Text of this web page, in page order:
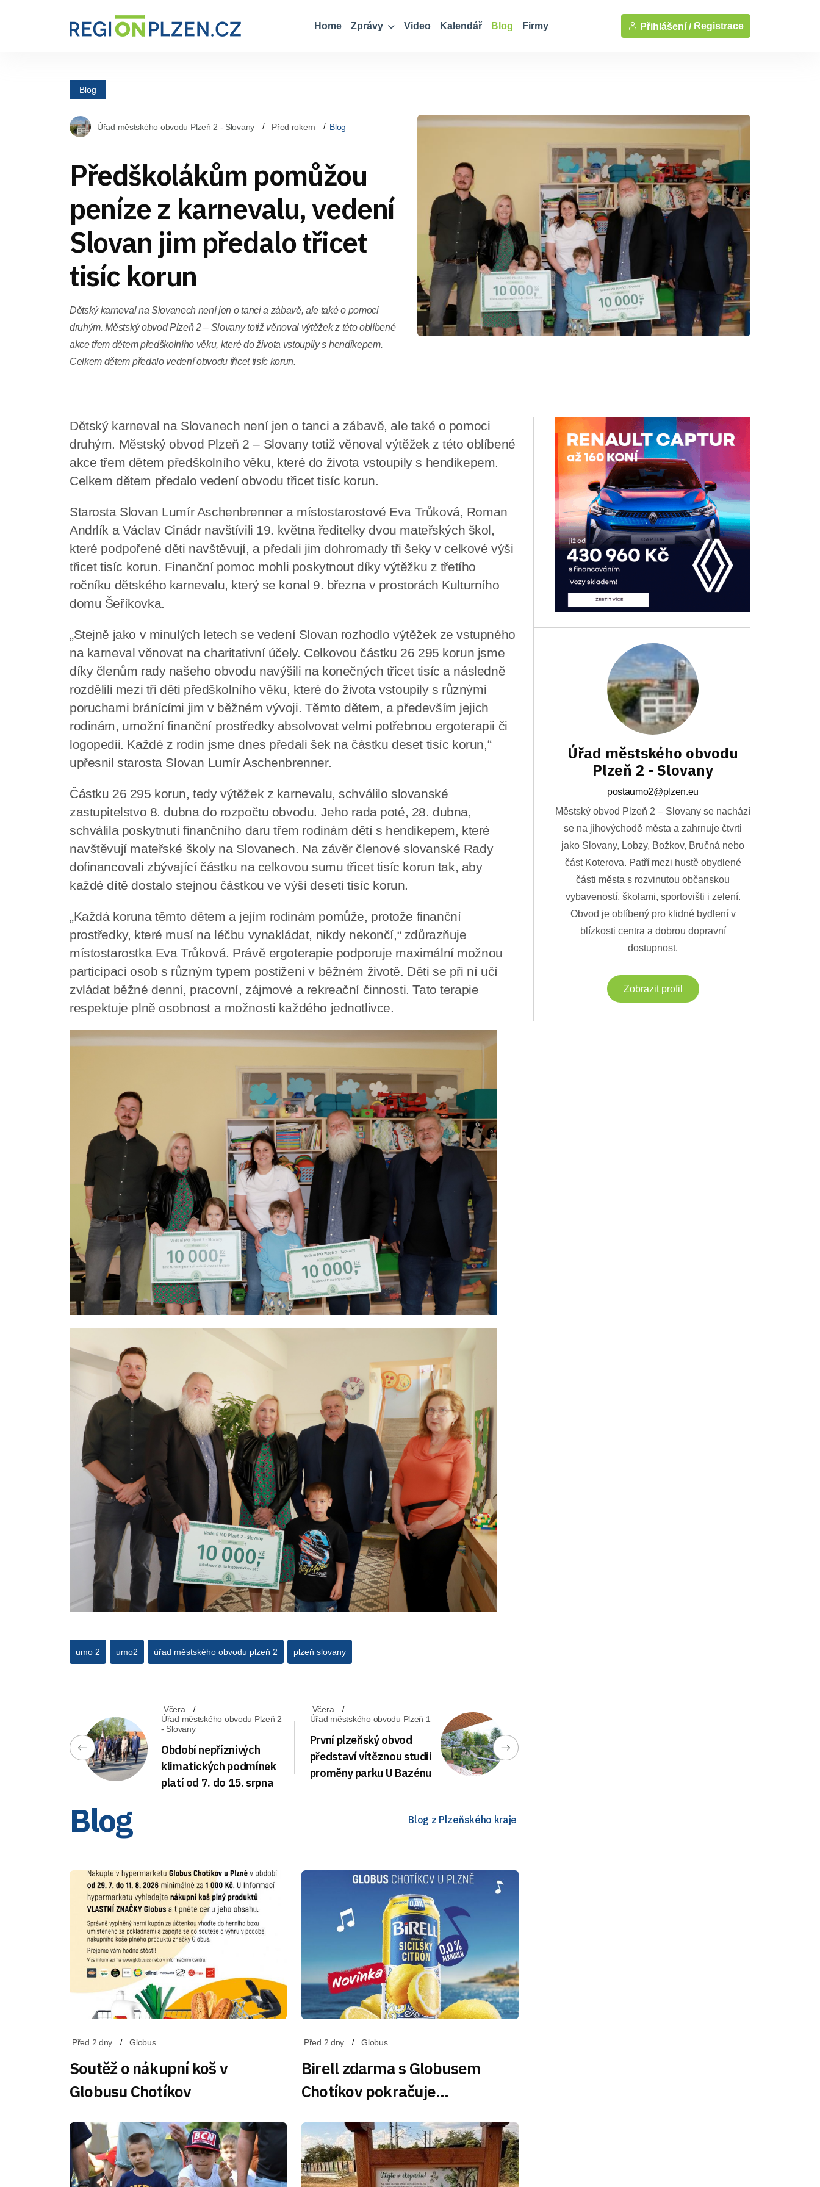
Home Zprávy Video Kalendář Blog Firmy Přihlášení / Registrace
Blog
Úřad městského obvodu Plzeň 2 - Slovany Před rokem Blog
Předškolákům pomůžou
peníze z karnevalu, vedení
Slovan jim předalo třicet
tisíc korun
Dětský karneval na Slovanech není jen o tanci a zábavě, ale také o pomoci
druhým. Městský obvod Plzeň 2 – Slovany totiž věnoval výtěžek z této oblíbené
akce třem dětem předškolního věku, které do života vstoupily s hendikepem.
Celkem dětem předalo vedení obvodu třicet tisíc korun.
Dětský karneval na Slovanech není jen o tanci a zábavě, ale také o pomoci
druhým. Městský obvod Plzeň 2 – Slovany totiž věnoval výtěžek z této oblíbené
akce třem dětem předškolního věku, které do života vstoupily s hendikepem.
Celkem dětem předalo vedení obvodu třicet tisíc korun.
Starosta Slovan Lumír Aschenbrenner a místostarostové Eva Trůková, Roman
Andrlík a Václav Cinádr navštívili 19. května ředitelky dvou mateřských škol,
které podpořené děti navštěvují, a předali jim dohromady tři šeky v celkové výši
třicet tisíc korun. Finanční pomoc mohli poskytnout díky výtěžku z třetího
ročníku dětského karnevalu, který se konal 9. března v prostorách Kulturního
domu Šeříkovka.
„Stejně jako v minulých letech se vedení Slovan rozhodlo výtěžek ze vstupného
na karneval věnovat na charitativní účely. Celkovou částku 26 295 korun jsme
díky členům rady našeho obvodu navýšili na konečných třicet tisíc a následně
rozdělili mezi tři děti předškolního věku, které do života vstoupily s různými
poruchami bránícími jim v běžném vývoji. Těmto dětem, a především jejich
rodinám, umožní finanční prostředky absolvovat velmi potřebnou ergoterapii či
logopedii. Každé z rodin jsme dnes předali šek na částku deset tisíc korun,“
upřesnil starosta Slovan Lumír Aschenbrenner.
Částku 26 295 korun, tedy výtěžek z karnevalu, schválilo slovanské
zastupitelstvo 8. dubna do rozpočtu obvodu. Jeho rada poté, 28. dubna,
schválila poskytnutí finančního daru třem rodinám dětí s hendikepem, které
navštěvují mateřské školy na Slovanech. Na závěr členové slovanské Rady
dofinancovali zbývající částku na celkovou sumu třicet tisíc korun tak, aby
každé dítě dostalo stejnou částkou ve výši deseti tisíc korun.
„Každá koruna těmto dětem a jejím rodinám pomůže, protože finanční
prostředky, které musí na léčbu vynakládat, nikdy nekončí,“ zdůrazňuje
místostarostka Eva Trůková. Právě ergoterapie podporuje maximální možnou
participaci osob s různým typem postižení v běžném životě. Děti se při ní učí
zvládat běžné denní, pracovní, zájmové a rekreační činnosti. Tato terapie
respektuje plně osobnost a možnosti každého jednotlivce.
umo 2 umo2 úřad městského obvodu plzeň 2 plzeň slovany
Včera
Úřad městského obvodu Plzeň 2
- Slovany
Období nepříznivých
klimatických podmínek
platí od 7. do 15. srpna
Včera
Úřad městského obvodu Plzeň 1
První plzeňský obvod
představí vítěznou studii
proměny parku U Bazénu
Blog Blog z Plzeňského kraje
Před 2 dny Globus
Soutěž o nákupní koš v
Globusu Chotíkov
Před 2 dny Globus
Birell zdarma s Globusem
Chotíkov pokračuje…
Úřad městského obvodu
Plzeň 2 - Slovany
postaumo2@plzen.eu
Městský obvod Plzeň 2 – Slovany se nachází
se na jihovýchodě města a zahrnuje čtvrti
jako Slovany, Lobzy, Božkov, Bručná nebo
část Koterova. Patří mezi hustě obydlené
části města s rozvinutou občanskou
vybaveností, školami, sportovišti i zelení.
Obvod je oblíbený pro klidné bydlení v
blízkosti centra a dobrou dopravní
dostupnost.
Zobrazit profil